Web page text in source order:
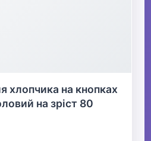
хлопчика на кнопках
на зріст 80